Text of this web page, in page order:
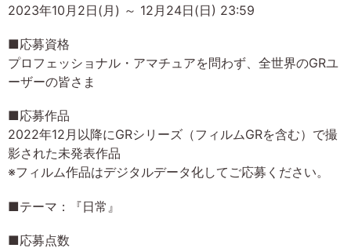
2023年10月2日(月) ～ 12月24日(日) 23:59
■応募資格
プロフェッショナル・アマチュアを問わず、全世界のGRユ
ーザーの皆さま
■応募作品
2022年12月以降にGRシリーズ（フィルムGRを含む）で撮
影された未発表作品
※フィルム作品はデジタルデータ化してご応募ください。
■テーマ：『日常』
■応募点数